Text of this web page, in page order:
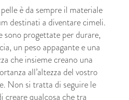
è da sempre il materiale
destinati a diventare cimeli.
sono progettate per durare,
un peso appagante e una
che insieme creano una
all’altezza del vostro
Non si tratta di seguire le
creare qualcosa che tra